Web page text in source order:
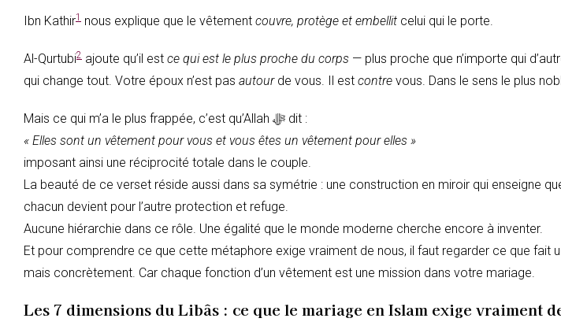
Ibn Kathir1 nous explique que le vêtement couvre, protège et embellit celui qui le porte.
Al-Qurtubi2 ajoute qu’il est ce qui est le plus proche du corps — plus proche que n’importe qui
qui change tout. Votre époux n’est pas autourde vous. Il est contre vous. Dans le sens le plus
Mais ce qui m’a le plus frappée, c’est qu’Allah ﷻ dit :
« Elles sont un vêtement pour vous et vous êtes un vêtement pour elles »
imposant ainsi une réciprocité totale dans le couple.
La beauté de ce verset réside aussi dans sa symétrie : une construction en miroir qui enseigne
chacun devient pour l’autre protection et refuge.
Aucune hiérarchie dans ce rôle. Une égalité que le monde moderne cherche encore à inventer.
Et pour comprendre ce que cette métaphore exige vraiment de nous, il faut regarder ce que fait
mais concrètement. Car chaque fonction d’un vêtement est une mission dans votre mariage.
Les 7 dimensions du Libâs : ce que le mariage en Islam exige vraiment